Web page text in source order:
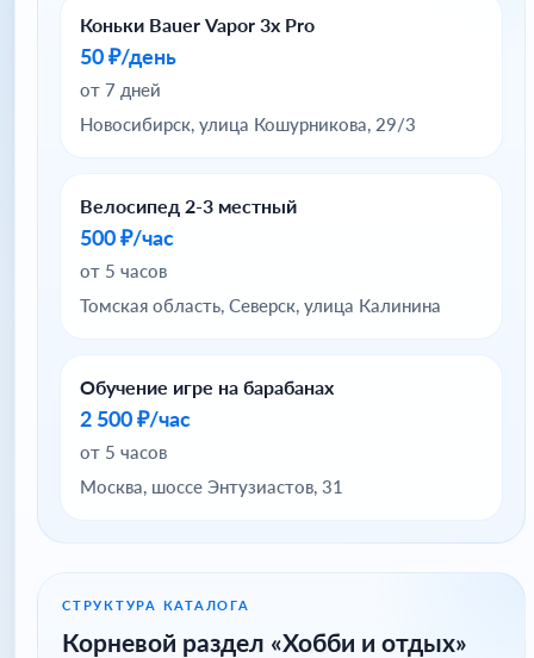
Коньки Bauer Vapor 3x Pro
50 ₽/день
от 7 дней
Новосибирск, улица Кошурникова, 29/3
Велосипед 2-3 местный
500 ₽/час
от 5 часов
Томская область, Северск, улица Калинина
Обучение игре на барабанах
2 500 ₽/час
от 5 часов
Москва, шоссе Энтузиастов, 31
СТРУКТУРА КАТАЛОГА
Корневой раздел «Хобби и отдых»